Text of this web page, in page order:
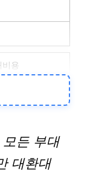
용
든 부대
대환대